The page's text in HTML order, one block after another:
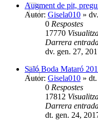
Augment de pit,
Autor: Gisela010 »
0 Respostes
17770
Darrera
dv. gen. 27,
Saló Boda Mataró
Autor: Gisela010 »
0 Respostes
17812
Darrera
dt. gen. 24,